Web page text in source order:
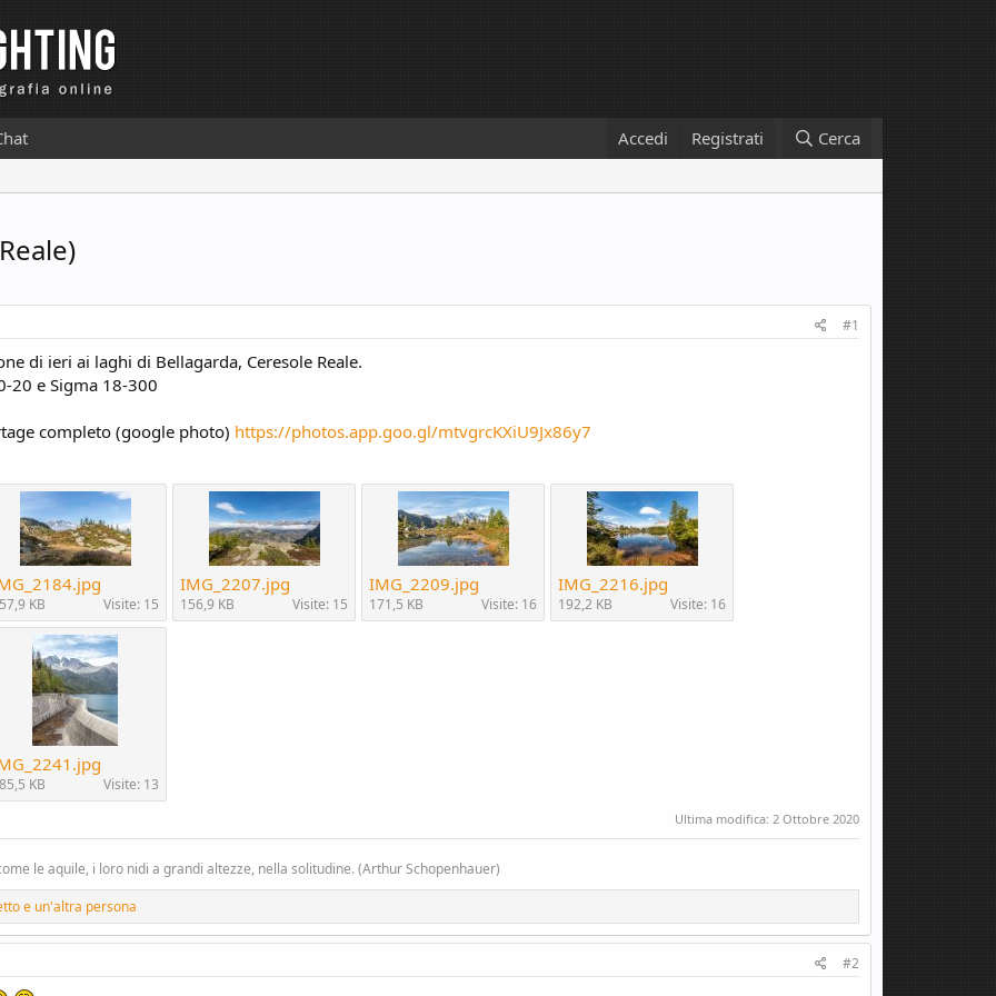
Accedi Registrati Cerca
#1
di ieri ai laghi di Bellagarda, Ceresole Reale.
20 e Sigma 18-300
completo (google photo) https://photos.app.goo.gl/mtvgrcKXiU9Jx86y7
KB Visite: 15
IMG_2207.jpg
156,9 KB Visite: 15
IMG_2209.jpg
171,5 KB Visite: 16
IMG_2216.jpg
192,2 KB Visite: 16
KB Visite: 13
Ultima modifica: 2 Ottobre 2020
le aquile, i loro nidi a grandi altezze, nella solitudine. (Arthur Schopenhauer)
e un'altra persona
#2